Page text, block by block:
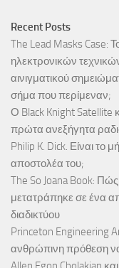
Recent Posts
The Lead Masks Case:
ηλεκτρονικών
αινιγματικού
σήμα που περίμεναν;
Ο Black Knight Satellite
πρώτα ανεξήγητα
Philip K. Dick. Είναι το
αποστολέα του;
The So Joana Book: Πώς
μετατράπηκε σε ένα
διαδικτύου
Princeton Engineering
ανθρώπινη πρόθεση